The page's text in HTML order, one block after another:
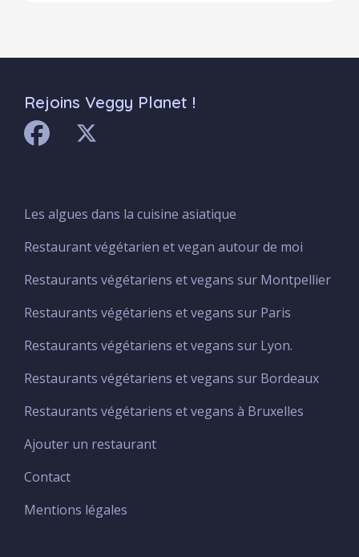
Rejoins Veggy Planet !
Menu
Footer
Les algues dans la cuisine asiatique
Restaurant végétarien et vegan autour de moi
Restaurants végétariens et vegans sur Montpellier
Restaurants végétariens et vegans sur Paris
Restaurants végétariens et vegans sur Lyon.
Restaurants végétariens et vegans sur Bordeaux
Restaurants végétariens et vegans à Bruxelles
Menu
footer
Ajouter un restaurant
Contact
Mentions légales